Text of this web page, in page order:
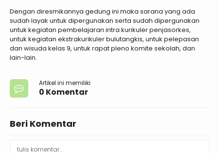
Dengan diresmikannya gedung ini maka sarana yang ada
sudah layak untuk dipergunakan serta sudah dipergunakan
untuk kegiatan pembelajaran intra kurikuler penjasorkes,
untuk kegiatan ekstrakurikuler bulutangkis, untuk pelepasan
dan wisuda kelas 9, untuk rapat pleno komite sekolah, dan
lain-lain.
Artikel ini memiliki
0 Komentar
Beri Komentar